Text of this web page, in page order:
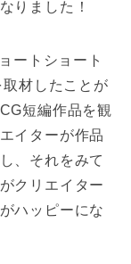
りました！
ートショート
材したことが
短編作品を観
イターが作品
、それをみて
クリエイター
ハッピーにな